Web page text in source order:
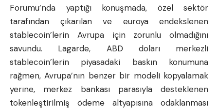
Forumu’nda yaptığı konuşmada, özel sektör
tarafından çıkarılan ve euroya endekslenen
stablecoin’lerin Avrupa için zorunlu olmadığını
savundu. Lagarde, ABD doları merkezli
stablecoin’lerin piyasadaki baskın konumuna
rağmen, Avrupa’nın benzer bir modeli kopyalamak
yerine, merkez bankası parasıyla desteklenen
tokenleştirilmiş ödeme altyapısına odaklanması